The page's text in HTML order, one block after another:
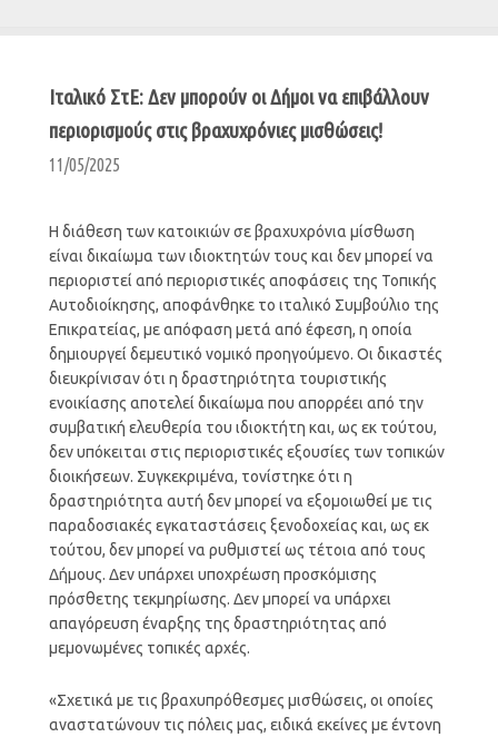
Ιταλικό ΣτΕ: Δεν μπορούν οι Δήμοι να επιβάλλουν
περιορισμούς στις βραχυχρόνιες μισθώσεις!
11/05/2025
Η διάθεση των κατοικιών σε βραχυχρόνια μίσθωση
είναι δικαίωμα των ιδιοκτητών τους και δεν μπορεί να
περιοριστεί από περιοριστικές αποφάσεις της Τοπικής
Αυτοδιοίκησης, αποφάνθηκε το ιταλικό Συμβούλιο της
Επικρατείας, με απόφαση μετά από έφεση, η οποία
δημιουργεί δεμευτικό νομικό προηγούμενο. Οι δικαστές
διευκρίνισαν ότι η δραστηριότητα τουριστικής
ενοικίασης αποτελεί δικαίωμα που απορρέει από την
συμβατική ελευθερία του ιδιοκτήτη και, ως εκ τούτου,
δεν υπόκειται στις περιοριστικές εξουσίες των τοπικών
διοικήσεων. Συγκεκριμένα, τονίστηκε ότι η
δραστηριότητα αυτή δεν μπορεί να εξομοιωθεί με τις
παραδοσιακές εγκαταστάσεις ξενοδοχείας και, ως εκ
τούτου, δεν μπορεί να ρυθμιστεί ως τέτοια από τους
Δήμους. Δεν υπάρχει υποχρέωση προσκόμισης
πρόσθετης τεκμηρίωσης. Δεν μπορεί να υπάρχει
απαγόρευση έναρξης της δραστηριότητας από
μεμονωμένες τοπικές αρχές.
«Σχετικά με τις βραχυπρόθεσμες μισθώσεις, οι οποίες
αναστατώνουν τις πόλεις μας, ειδικά εκείνες με έντονη